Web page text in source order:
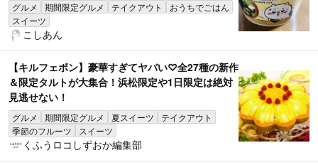
グルメ 期間限定グルメ テイクアウト
おうちでごはん
スイーツ
こしあん
【キルフェボン】豪華すぎてヤバい♡全27種の新作
＆限定タルトが大集合！浜松限定や1日限定は絶対
見逃せない！
グルメ 期間限定グルメ 夏スイーツ
テイクアウト
季節のフルーツ
スイーツ
くふうロコしずおか編集部